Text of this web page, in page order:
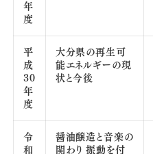
年
度
平
成
30
年
度
大分県の再生可
能エネルギーの現
状と今後
令
和
醤油醸造と音楽の
関わり 振動を付